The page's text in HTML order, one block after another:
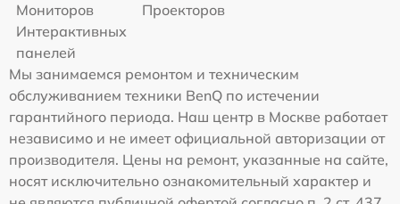
Мониторов
Проекторов
Интерактивных
панелей
Мы занимаемся ремонтом и техническим
обслуживанием техники BenQ по истечении
гарантийного периода. Наш центр в Москве работает
независимо и не имеет официальной авторизации от
производителя. Цены на ремонт, указанные на сайте,
носят исключительно ознакомительный характер и